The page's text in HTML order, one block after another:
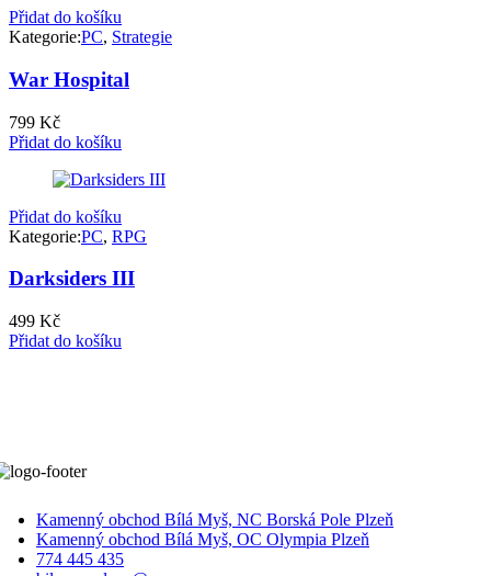
Přidat do košíku
Kategorie:PC, Strategie
War Hospital
799 Kč
Přidat do košíku
Přidat do košíku
Kategorie:PC, RPG
Darksiders III
499 Kč
Přidat do košíku
Kamenný obchod Bílá Myš, NC Borská Pole Plzeň
Kamenný obchod Bílá Myš, OC Olympia Plzeň
774 445 435